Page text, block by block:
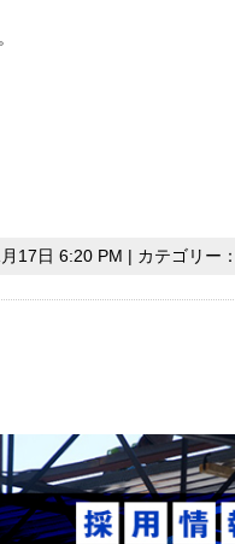
17日 6:20 PM | カテゴリー：